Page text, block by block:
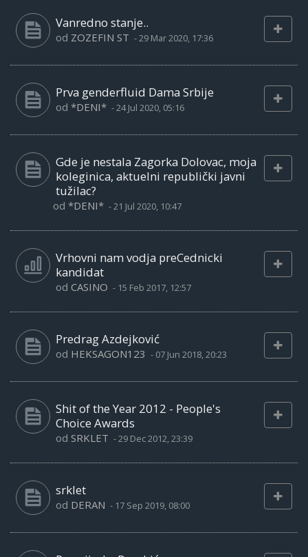
Vanredno stanje..
od ZOZEFIN ST -29 Mar 2020, 17:36
Prva genderfluid Dama Srbije
od *DENI* -24 Jul 2020, 05:16
Gde je nestala Zagorka Dolovac, moja
koleginica, aktuelni republički javni
tužilac?
od *DENI* -21 Jul 2020, 10:47
Vrhovni nam vodja preCednicki
kandidat
od CASINO - 15 Feb 2017, 12:57
Predrag Azdejković
od HEKSAGON123 - 07 Jun 2018, 20:23
Shit of the Year 2012 - People's
Choice Awards
od SRKLET -29 Dec 2012, 23:39
srklet
od DERAN - 17 Sep 2019, 08:00